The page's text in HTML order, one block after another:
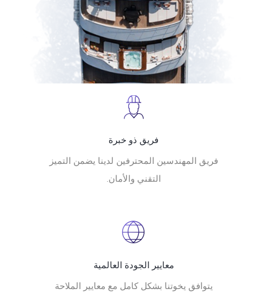
فريق ذو خبرة
فريق المهندسين المحترفين لدينا يضمن التميز
التقني والأمان.
معايير الجودة العالمية
يتوافق يخوتنا بشكل كامل مع معايير الملاحة